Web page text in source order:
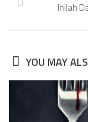
Inilah
YOU MAY